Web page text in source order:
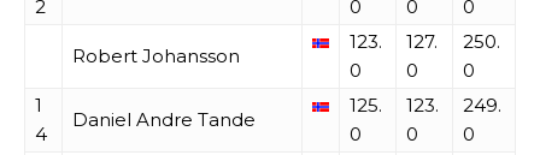
2 0 0 0
Robert Johansson
123.
0
127.
0
250.
0
1
4
Daniel Andre Tande
125.
0
123.
0
249.
0